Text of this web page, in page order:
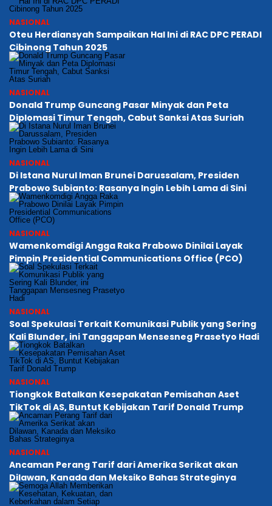
NASIONAL
Oteu Herdiansyah Sampaikan Hal Ini di RAC DPC PERADI
Cibinong Tahun 2025
NASIONAL
Donald Trump Guncang Pasar Minyak dan Peta
Diplomasi Timur Tengah, Cabut Sanksi Atas Suriah
NASIONAL
Di Istana Nurul Iman Brunei Darussalam, Presiden
Prabowo Subianto: Rasanya Ingin Lebih Lama di Sini
NASIONAL
Wamenkomdigi Angga Raka Prabowo Dinilai Layak
Pimpin Presidential Communications Office (PCO)
NASIONAL
Soal Spekulasi Terkait Komunikasi Publik yang Sering
Kali Blunder, ini Tanggapan Mensesneg Prasetyo Hadi
NASIONAL
Tiongkok Batalkan Kesepakatan Pemisahan Aset
TikTok di AS, Buntut Kebijakan Tarif Donald Trump
NASIONAL
Ancaman Perang Tarif dari Amerika Serikat akan
Dilawan, Kanada dan Meksiko Bahas Strateginya